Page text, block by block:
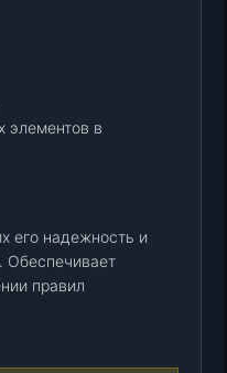
элементов в
его надежность и
Обеспечивает
правил